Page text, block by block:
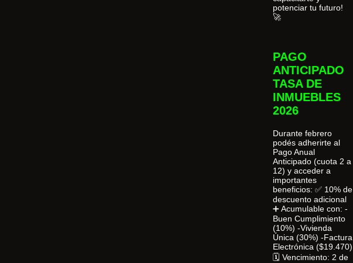
potenciar tu futuro!
🚀
PAGO
ANTICIPADO
TASA DE
INMUEBLES
2026
Durante febrero
podés adherirte al
Pago Anual
Anticipado (cuota 2 a
12) y acceder a
importantes
beneficios: ✅ 10% de
descuento adicional
➕ Acumulable con: -
Buen Cumplimiento
(10%) -Vivienda
Única (30%) -Factura
Electrónica ($19.470)
🗓 Vencimiento: 2 de